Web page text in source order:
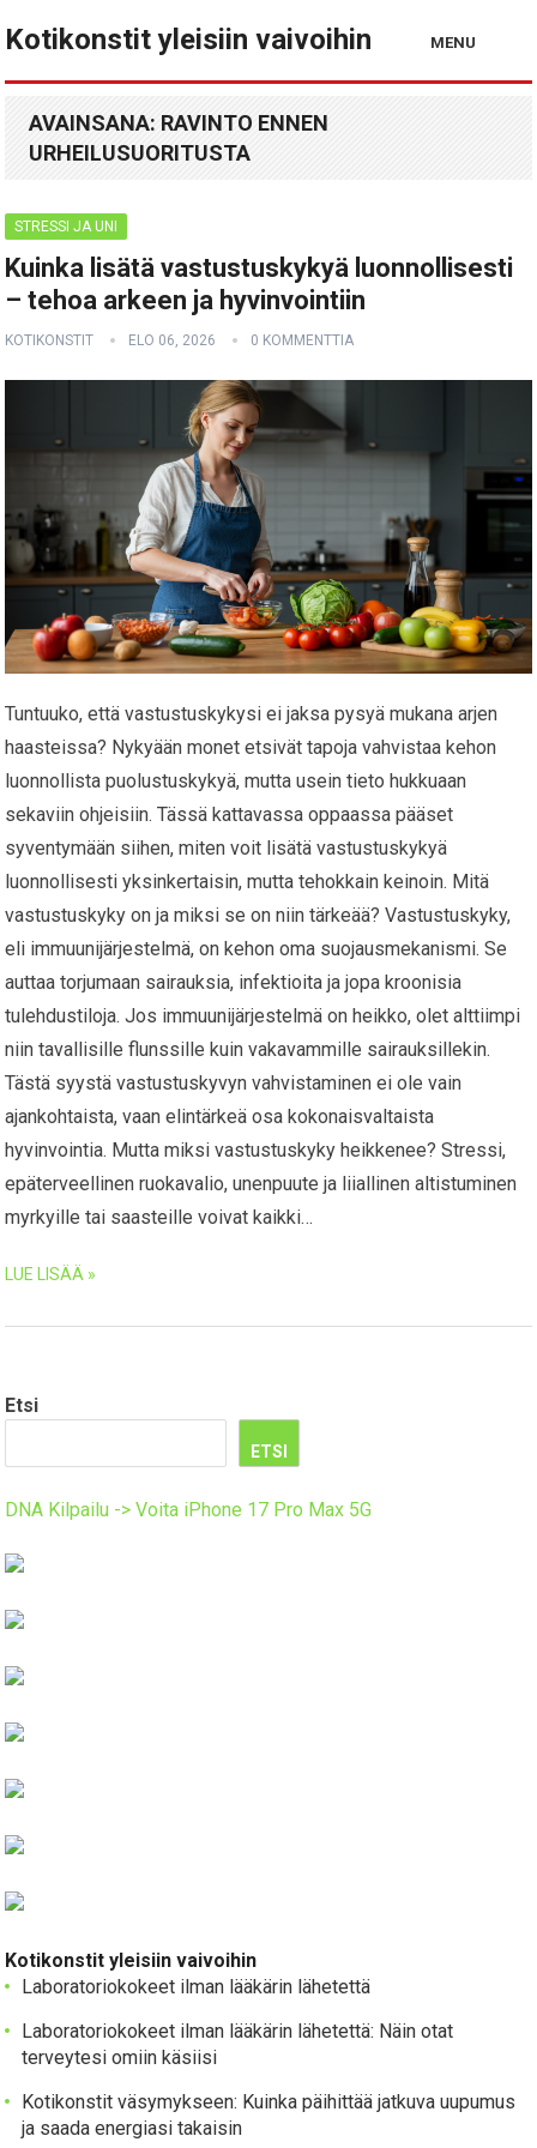
Kotikonstit yleisiin vaivoihin MENU
AVAINSANA: RAVINTO ENNEN
URHEILUSUORITUSTA
STRESSI JA UNI
Kuinka lisätä vastustuskykyä luonnollisesti
– tehoa arkeen ja hyvinvointiin
KOTIKONSTIT ELO 06, 2026 0 KOMMENTTIA
Tuntuuko, että vastustuskykysi ei jaksa pysyä mukana arjen
haasteissa? Nykyään monet etsivät tapoja vahvistaa kehon
luonnollista puolustuskykyä, mutta usein tieto hukkuaan
sekaviin ohjeisiin. Tässä kattavassa oppaassa pääset
syventymään siihen, miten voit lisätä vastustuskykyä
luonnollisesti yksinkertaisin, mutta tehokkain keinoin. Mitä
vastustuskyky on ja miksi se on niin tärkeää? Vastustuskyky,
eli immuunijärjestelmä, on kehon oma suojausmekanismi. Se
auttaa torjumaan sairauksia, infektioita ja jopa kroonisia
tulehdustiloja. Jos immuunijärjestelmä on heikko, olet alttiimpi
niin tavallisille flunssille kuin vakavammille sairauksillekin.
Tästä syystä vastustuskyvyn vahvistaminen ei ole vain
ajankohtaista, vaan elintärkeä osa kokonaisvaltaista
hyvinvointia. Mutta miksi vastustuskyky heikkenee? Stressi,
epäterveellinen ruokavalio, unenpuute ja liiallinen altistuminen
myrkyille tai saasteille voivat kaikki…
LUE LISÄÄ »
Etsi
ETSI
DNA Kilpailu -> Voita iPhone 17 Pro Max 5G
Kotikonstit yleisiin vaivoihin
Laboratoriokokeet ilman lääkärin lähetettä
Laboratoriokokeet ilman lääkärin lähetettä: Näin otat
terveytesi omiin käsiisi
Kotikonstit väsymykseen: Kuinka päihittää jatkuva uupumus
ja saada energiasi takaisin